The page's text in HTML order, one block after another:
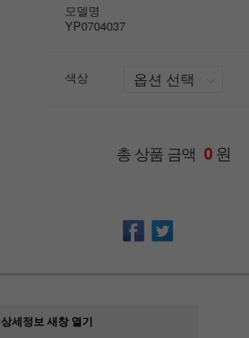
모델명
YP0704037
색상
총 상품 금액 0원
상세정보 새창 열기